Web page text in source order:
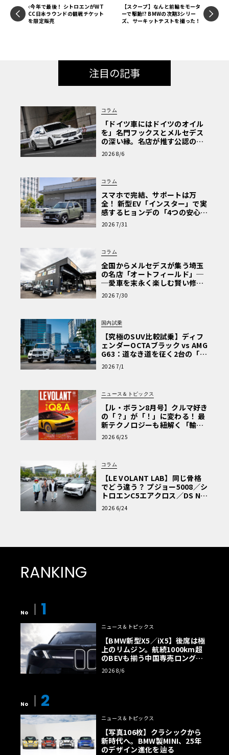
今年で最後！ シトロエンがWT
CC日本ラウンドの観戦チケット
を限定販売
【スクープ】なんと前輪をモータ
ーで駆動!? BMWの次期3シリー
ズ、サーキットテストを撮った！
注目の記事
コラム
「ドイツ車にはドイツのオイル
を」名門フックスとメルセデス
の深い縁。名店が推す公認の安
心と、Cクラスで味わうシルキー
な走り〈PR〉
2026 8/6
コラム
スマホで完結、サポートは万
全！ 新型EV「インスター」で実
感するヒョンデの「4つの安心」
【第1回・ヒョンデ6つの疑問：
Why? Hyundai?】〈PR〉
2026 7/31
コラム
全国からメルセデスが集う埼玉
の名店「オートフィールド」─
─愛車を末永く楽しむ賢い修理
術と、プロがフックス製オイル
を選ぶ理由〈PR〉
2026 7/30
国内試乗
【究極のSUV比較試乗】ディフ
ェンダーOCTAブラック vs AMG
G63：道なき道を征く2台の「対
極的アプローチ」
2026 7/1
ニュース＆トピックス
【ル・ボラン8月号】クルマ好き
の「？」が「！」に変わる！ 最
新テクノロジーも紐解く「輸入
車Q&A」
2026 6/25
コラム
【LE VOLANT LAB】同じ骨格
でどう違う？ プジョー5008／シ
トロエンC5エアクロス／DS Nº4
読者一気乗りレポート
2026 6/24
RANKING
No 1
ニュース＆トピックス
【BMW新型X5／iX5】後席は極
上のリムジン。航続1000km超
のBEVも揃う中国専売ロング仕
様の全貌
2026 8/6
No 2
ニュース＆トピックス
【写真106枚】クラシックから
新時代へ。BMW製MINI、25年
のデザイン進化を辿る